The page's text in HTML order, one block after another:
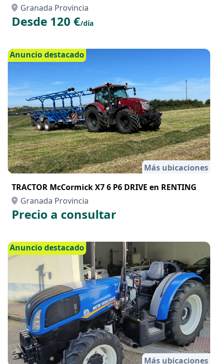
Granada Provincia
Desde 120 €/día
Anuncio destacado
Más ubicaciones
TRACTOR McCormick X7 6 P6 DRIVE en RENTING
Granada Provincia
Precio a consultar
Anuncio destacado
Más ubicaciones